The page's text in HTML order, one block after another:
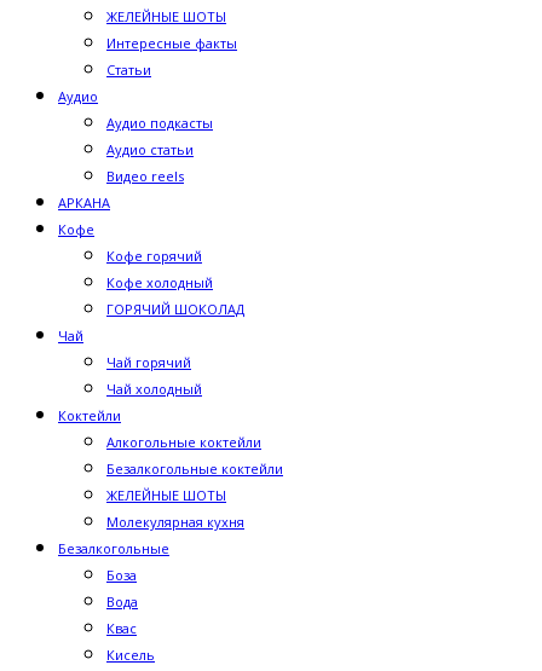
ЖЕЛЕЙНЫЕ ШОТЫ
Интересные факты
Статьи
Аудио
Аудио подкасты
Аудио статьи
Видео reels
АРКАНА
Кофе
Кофе горячий
Кофе холодный
ГОРЯЧИЙ ШОКОЛАД
Чай
Чай горячий
Чай холодный
Коктейли
Алкогольные коктейли
Безалкогольные коктейли
ЖЕЛЕЙНЫЕ ШОТЫ
Молекулярная кухня
Безалкогольные
Боза
Вода
Квас
Кисель